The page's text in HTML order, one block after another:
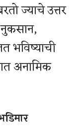
ज्याचे उत्तर
भविष्याची
अनामिक